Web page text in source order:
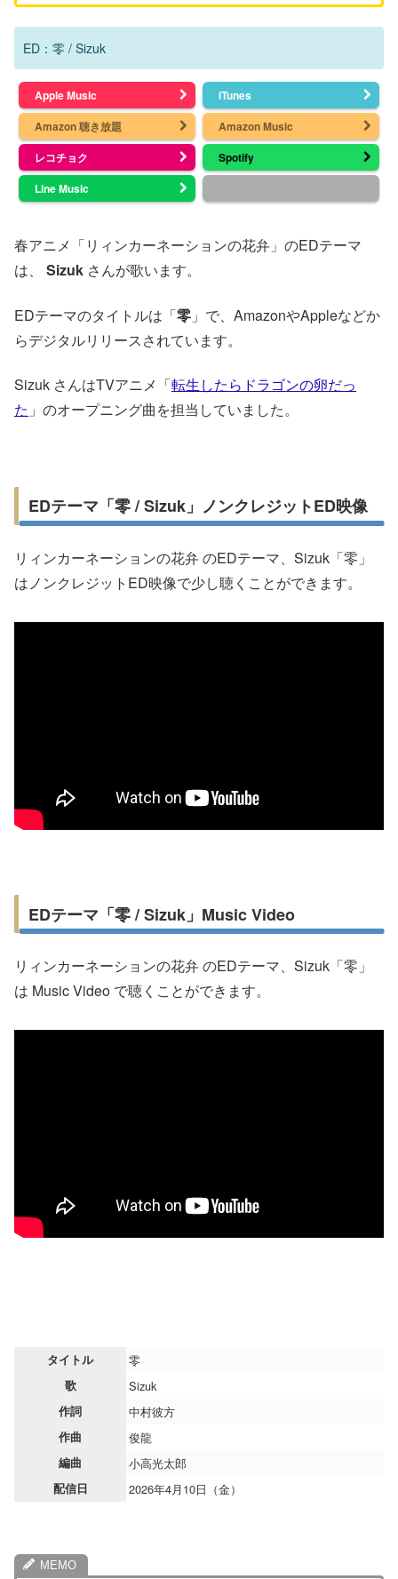
ED：零 / Sizuk
Apple Music
iTunes
Amazon 聴き放題
Amazon Music
レコチョク
Spotify
Line Music
春アニメ「リィンカーネーションの花弁」のEDテーマ
は、 Sizuk さんが歌います。
EDテーマのタイトルは「零 」で、AmazonやAppleなどか
らデジタルリリースされています。
Sizuk さんはTVアニメ「転生したらドラゴンの卵だっ
た 」のオープニング曲を担当していました。
EDテーマ「零 / Sizuk」ノンクレジットED映像
リィンカーネーションの花弁 のEDテーマ、Sizuk「零」
はノンクレジットED映像で少し聴くことができます。
EDテーマ「零 / Sizuk」Music Video
リィンカーネーションの花弁 のEDテーマ、Sizuk「零」
は Music Video で聴くことができます。
タイトル 零
歌 Sizuk
作詞 中村彼方
作曲 俊龍
編曲 小高光太郎
配信日 2026年4月10日（金）